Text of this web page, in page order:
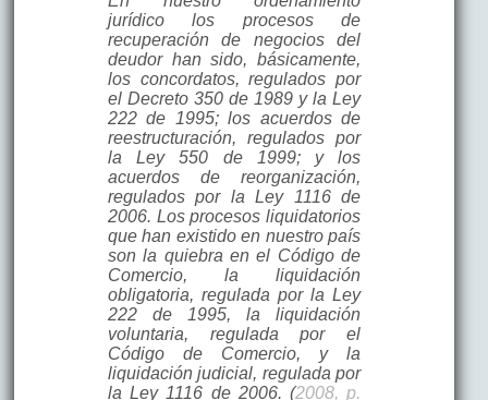
jurídico los procesos de
recuperación de negocios del
deudor han sido, básicamente,
los concordatos, regulados por
el Decreto 350 de 1989 y la Ley
222 de 1995; los acuerdos de
reestructuración, regulados por
la Ley 550 de 1999; y los
acuerdos de reorganización,
regulados por la Ley 1116 de
2006. Los procesos liquidatorios
que han existido en nuestro país
son la quiebra en el Código de
Comercio, la liquidación
obligatoria, regulada por la Ley
222 de 1995, la liquidación
voluntaria, regulada por el
Código de Comercio, y la
liquidación judicial, regulada por
la Ley 1116 de 2006. (2008, p.